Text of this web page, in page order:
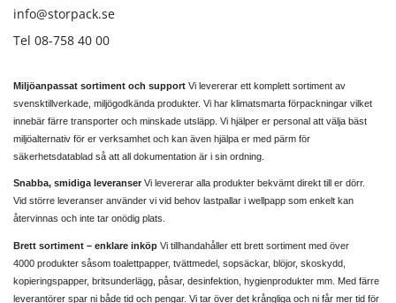
info@storpack.se
Tel 08-758 40 00
Miljöanpassat sortiment och support Vi levererar ett komplett sortiment av
svensktillverkade, miljögodkända produkter. Vi har klimatsmarta förpackningar vilket
innebär färre transporter och minskade utsläpp. Vi hjälper er personal att välja bäst
miljöalternativ för er verksamhet och kan även hjälpa er med pärm för
säkerhetsdatablad så att all dokumentation är i sin ordning.
Snabba, smidiga leveranser Vi levererar alla produkter bekvämt direkt till er dörr.
Vid större leveranser använder vi vid behov lastpallar i wellpapp som enkelt kan
återvinnas och inte tar onödig plats.
Brett sortiment – enklare inköp Vi tillhandahåller ett brett sortiment med över
4000 produkter såsom toalettpapper, tvättmedel, sopsäckar, blöjor, skoskydd,
kopieringspapper, britsunderlägg, påsar, desinfektion, hygienprodukter mm. Med färre
leverantörer spar ni både tid och pengar. Vi tar över det krångliga och ni får mer tid för